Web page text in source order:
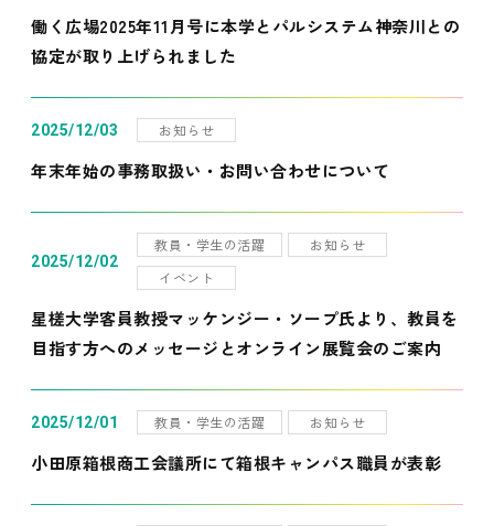
働く広場2025年11月号に本学とパルシステム神奈川との
協定が取り上げられました
2025/12/03 お知らせ
年末年始の事務取扱い・お問い合わせについて
2025/12/02
教員・学生の活躍
お知らせ
イベント
星槎大学客員教授マッケンジー・ソープ氏より、教員を
目指す方へのメッセージとオンライン展覧会のご案内
2025/12/01 教員・学生の活躍 お知らせ
小田原箱根商工会議所にて箱根キャンパス職員が表彰